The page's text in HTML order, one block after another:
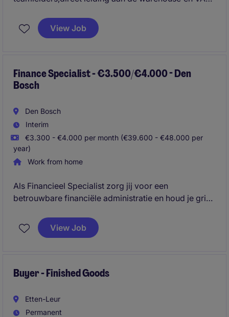
de (logistieke en administratieve) processen goed
verlopen, dat de goederenstroom optimaal is, dat het
verantwoordelijk voor een veilige en overzichtelijke
werkomgeving in het magazijn.
View Job
Finance Specialist - €3.500/€4.000 - Den
Bosch
Den Bosch
Interim
€3.300 - €4.000 per month (€39.600 - €48.000 per
year)
Work from home
Als Financieel Specialist zorg jij voor een
betrouwbare financiële administratie en houd je grip
snelgroeiende HealthTech-organisatie. Klaar om
jouw financiële expertise in te zetten in een
View Job
Buyer - Finished Goods
Etten-Leur
Permanent